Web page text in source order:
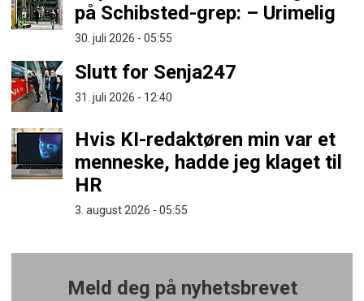
på Schibsted-grep: – Urimelig
30. juli 2026 - 05:55
Slutt for Senja247
31. juli 2026 - 12:40
Hvis KI-redaktøren min var et
menneske, hadde jeg klaget til
HR
3. august 2026 - 05:55
Meld deg på nyhetsbrevet